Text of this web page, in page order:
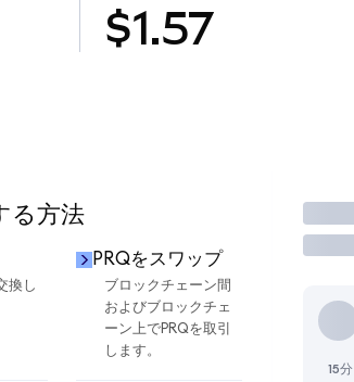
$1.57
方法
換し
PRQをスワップ
ブロックチェーン間
およびブロックチェ
ーン上でPRQを取引
します。
取引
15分